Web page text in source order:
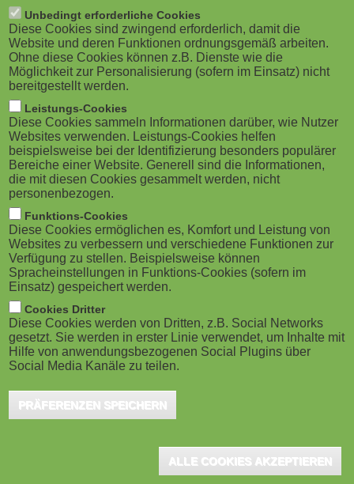
Unbedingt erforderliche Cookies
Diese Cookies sind zwingend erforderlich, damit die
Website und deren Funktionen ordnungsgemäß arbeiten.
Ohne diese Cookies können z.B. Dienste wie die
Möglichkeit zur Personalisierung (sofern im Einsatz) nicht
bereitgestellt werden.
Leistungs-Cookies
Diese Cookies sammeln Informationen darüber, wie Nutzer
Websites verwenden. Leistungs-Cookies helfen
beispielsweise bei der Identifizierung besonders populärer
Bereiche einer Website. Generell sind die Informationen,
die mit diesen Cookies gesammelt werden, nicht
personenbezogen.
Funktions-Cookies
Diese Cookies ermöglichen es, Komfort und Leistung von
Websites zu verbessern und verschiedene Funktionen zur
Verfügung zu stellen. Beispielsweise können
Spracheinstellungen in Funktions-Cookies (sofern im
Einsatz) gespeichert werden.
Cookies Dritter
Diese Cookies werden von Dritten, z.B. Social Networks
gesetzt. Sie werden in erster Linie verwendet, um Inhalte mit
Hilfe von anwendungsbezogenen Social Plugins über
Social Media Kanäle zu teilen.
PRÄFERENZEN SPEICHERN
ALLE COOKIES AKZEPTIEREN